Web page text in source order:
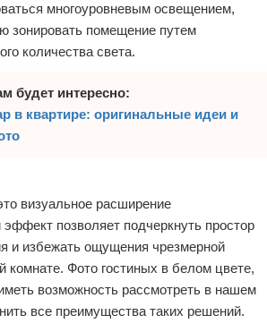
многоуровневым освещением,
зонировать помещение путем
количества света.
будет интересно:
в квартире: оригинальные идеи и
визуальное расширение
эффект позволяет подчеркнуть простор
и избежать ощущения чрезмерной
комнате. Фото гостиных в белом цвете,
возможность рассмотреть в нашем
все преимущества таких решений.